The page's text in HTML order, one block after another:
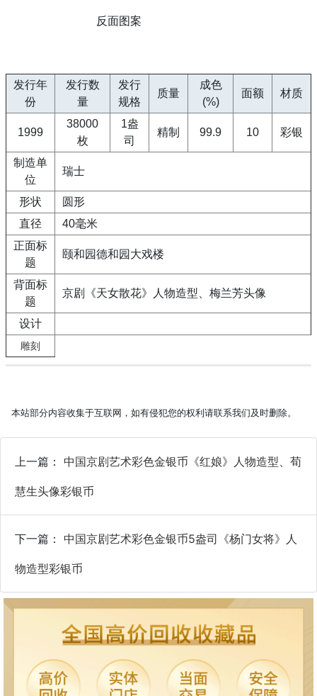
反面图案
发行年
份
发行数
量
发行
规格
质量
成色
(%)
面额 材质
1999
38000
枚
1盎
司
精制 99.9 10 彩银
制造单
位
瑞士
形状
圆形
直径
40毫米
正面标
题
颐和园德和园大戏楼
背面标
题
京剧《天女散花》人物造型、梅兰芳头像
设计
雕刻
本站部分内容收集于互联网，如有侵犯您的权利请联系我们及时删除。
上一篇： 中国京剧艺术彩色金银币《红娘》人物造型、荀
慧生头像彩银币
下一篇： 中国京剧艺术彩色金银币5盎司《杨门女将》人
物造型彩银币